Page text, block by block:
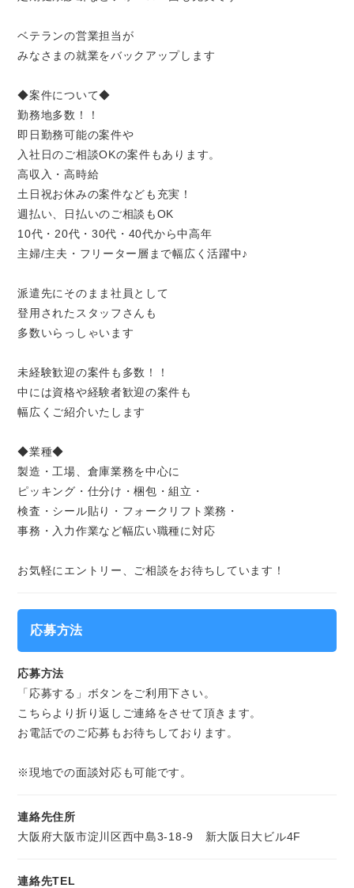
ベテランの営業担当が
みなさまの就業をバックアップします
◆案件について◆
勤務地多数！！
即日勤務可能の案件や
入社日のご相談OKの案件もあります。
高収入・高時給
土日祝お休みの案件なども充実！
週払い、日払いのご相談もOK
10代・20代・30代・40代から中高年
主婦/主夫・フリーター層まで幅広く活躍中♪
派遣先にそのまま社員として
登用されたスタッフさんも
多数いらっしゃいます
未経験歓迎の案件も多数！！
中には資格や経験者歓迎の案件も
幅広くご紹介いたします
◆業種◆
製造・工場、倉庫業務を中心に
ピッキング・仕分け・梱包・組立・
検査・シール貼り・フォークリフト業務・
事務・入力作業など幅広い職種に対応
お気軽にエントリー、ご相談をお待ちしています！
応募方法
応募方法
「応募する」ボタンをご利用下さい。
こちらより折り返しご連絡をさせて頂きます。
お電話でのご応募もお待ちしております。
※現地での面談対応も可能です。
連絡先住所
大阪府大阪市淀川区西中島3-18-9 新大阪日大ビル4F
連絡先TEL